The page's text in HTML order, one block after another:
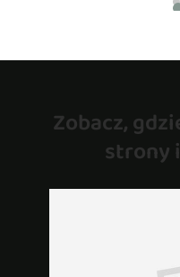
Zobacz,
strony